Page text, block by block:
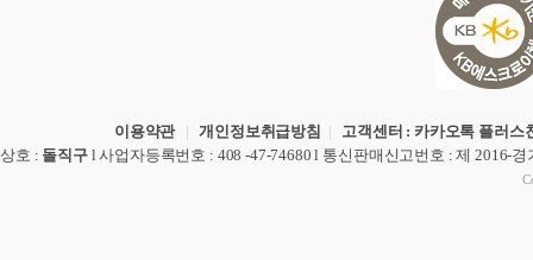
이용약관 |개인정보취급방침 | 고객센터 : 카카오톡 플러스
상호 : 돌직구 l사업자등록번호 : 408 -47-74680 l 통신판매신고번호 : 제 2016-